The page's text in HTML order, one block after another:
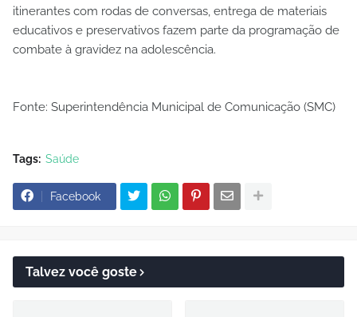
itinerantes com rodas de conversas, entrega de materiais
educativos e preservativos fazem parte da programação de
combate à gravidez na adolescência.
Fonte: Superintendência Municipal de Comunicação (SMC)
Tags: Saúde
Facebook
Talvez você goste